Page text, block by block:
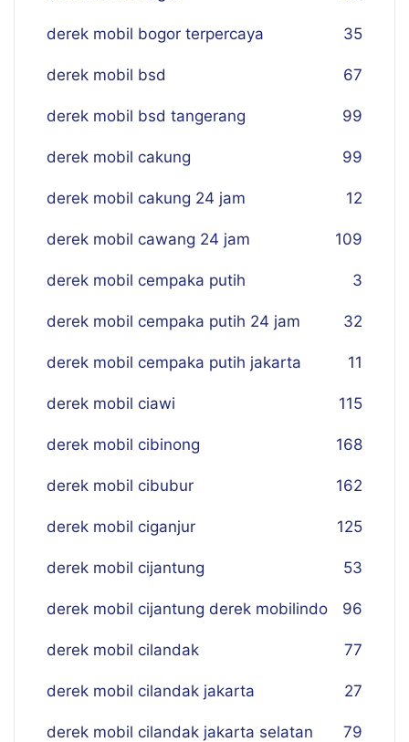
derek mobil bogor terpercaya 35
derek mobil bsd 67
derek mobil bsd tangerang 99
derek mobil cakung 99
derek mobil cakung 24 jam 12
derek mobil cawang 24 jam 109
derek mobil cempaka putih 3
derek mobil cempaka putih 24 jam 32
derek mobil cempaka putih jakarta 11
derek mobil ciawi 115
derek mobil cibinong 168
derek mobil cibubur 162
derek mobil ciganjur 125
derek mobil cijantung 53
derek mobil cijantung derek mobilindo 96
derek mobil cilandak 77
derek mobil cilandak jakarta 27
derek mobil cilandak jakarta selatan 79